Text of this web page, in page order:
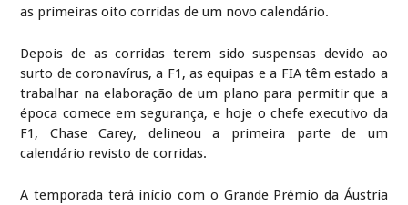
as primeiras oito corridas de um novo calendário.
Depois de as corridas terem sido suspensas devido ao
surto de coronavírus, a F1, as equipas e a FIA têm estado a
trabalhar na elaboração de um plano para permitir que a
época comece em segurança, e hoje o chefe executivo da
F1, Chase Carey, delineou a primeira parte de um
calendário revisto de corridas.
A temporada terá início com o Grande Prémio da Áustria